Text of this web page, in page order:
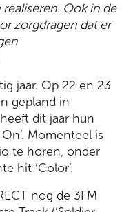
Ook in de
zorgdragen dat er
jaar. Op 22 en 23
gepland in
dit jaar hun
Momenteel is
te horen, onder
hit ‘Color’.
nog de 3FM